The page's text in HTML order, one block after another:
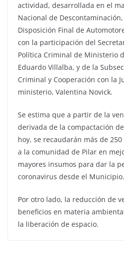
actividad, desarrollada en el
Nacional de
Disposición Final de
con la participación del
Política Criminal de Ministerio
Eduardo Villalba, y de la
Criminal y Cooperación con la
ministerio, Valentina Novick.
Se estima que a partir de la
derivada de la compactación
hoy, se recaudarán más de
a la comunidad de Pilar en
mayores insumos para dar la
coronavirus desde el Municipio.
Por otro lado, la reducción de
beneficios en materia
la liberación de espacio.